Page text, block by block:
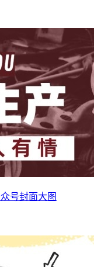
号封面大图